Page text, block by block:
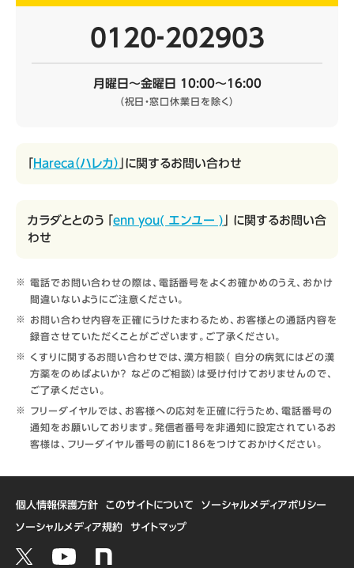
0120‐202903
月曜日～金曜日 10:00～16:00
（祝日・窓口休業日を除く）
Hareca（ハレカ） 」に関するお問い合わせ
カラダととのう 「 enn you( エンユー ) 」 に関するお問い合
わせ
電話でお問い合わせの際は、電話番号をよくお確かめのうえ、おかけ
間違いないようにご注意ください。
お問い合わせ内容を正確にうけたまわるため、お客様との通話内容を
録音させていただくことがございます。ご了承ください。
くすりに関するお問い合わせでは、漢方相談（ 自分の病気にはどの漢
方薬をのめばよいか？ などのご相談）は受け付けておりませんので、
ご了承ください。
フリーダイヤルでは、お客様への応対を正確に行うため、電話番号の
通知をお願いしております。発信者番号を非通知に設定されているお
客様は、フリーダイヤル番号の前に186をつけておかけください。
個人情報保護方針 このサイトについて ソーシャルメディアポリシー
ソーシャルメディア規約 サイトマップ